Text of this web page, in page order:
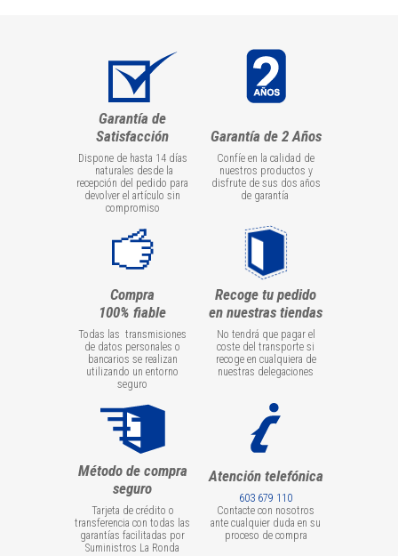
Garantía de
Satisfacción
Dispone de hasta 14 días
naturales desde la
recepción del pedido para
devolver el artículo sin
compromiso
Garantía de 2 Años
Confíe en la calidad de
nuestros productos y
disfrute de sus dos años
de garantía
Compra
100% fiable
Todas las transmisiones
de datos personales o
bancarios se realizan
utilizando un entorno
seguro
Recoge tu pedido
en nuestras tiendas
No tendrá que pagar el
coste del transporte si
recoge en cualquiera de
nuestras delegaciones
Método de compra
seguro
Tarjeta de crédito o
transferencia con todas las
garantías facilitadas por
Suministros La Ronda
Atención telefónica
603 679 110
Contacte con nosotros
ante cualquier duda en su
proceso de compra